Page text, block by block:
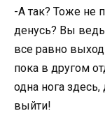
-А так? Тоже не
денусь? Вы ведь
все равно
пока в другом
одна нога
выйти!